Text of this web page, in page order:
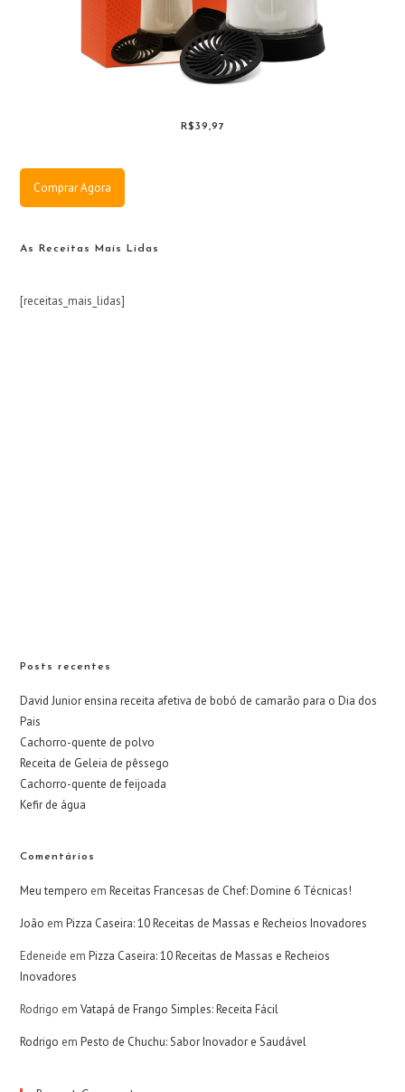
R$39,97
Comprar Agora
As Receitas Mais Lidas
[receitas_mais_lidas]
Posts recentes
David Junior ensina receita afetiva de bobó de camarão para o Dia dos
Pais
Cachorro-quente de polvo
Receita de Geleia de pêssego
Cachorro-quente de feijoada
Kefir de água
Comentários
Meu tempero emReceitas Francesas de Chef: Domine 6 Técnicas!
João emPizza Caseira: 10 Receitas de Massas e Recheios Inovadores
Edeneide emPizza Caseira: 10 Receitas de Massas e Recheios
Inovadores
Rodrigo emVatapá de Frango Simples: Receita Fácil
Rodrigo emPesto de Chuchu: Sabor Inovador e Saudável